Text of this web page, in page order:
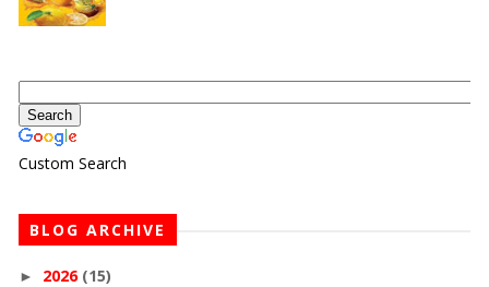
Custom Search
BLOG ARCHIVE
► 2026 (15)